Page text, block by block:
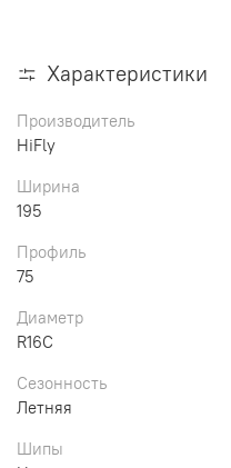
Характеристики
Производитель
HiFly
Ширина
195
Профиль
75
Диаметр
R16C
Сезонность
Летняя
Шипы